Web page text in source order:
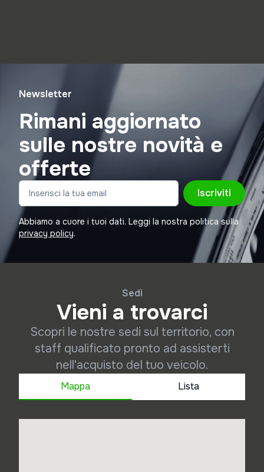
Newsletter
Rimani aggiornato
sulle nostre novità e
offerte
Iscriviti
Abbiamo a cuore i tuoi dati. Leggi la nostra politica sulla
privacy policy.
Sedi
Vieni a trovarci
Scopri le nostre sedi sul territorio, con
staff qualificato pronto ad assisterti
nell'acquisto del tuo veicolo.
Mappa Lista